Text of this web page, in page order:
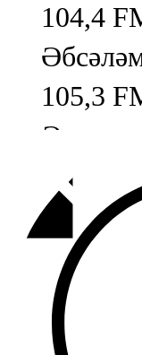
104,4
105,3
Әлмәт
92,9 FM
Базарлы
107,1 FM
Балык
104,9 FM